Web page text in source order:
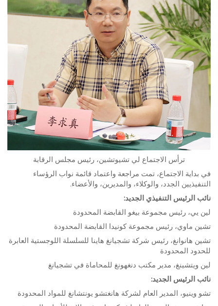
ترأس الاجتماع لي تشيوتشين، رئيس مجلس الرقابة
في بداية الاجتماع، تمت مراجعة واعتماد قائمة نواب الرؤساء
التنفيذيين الجدد، والوكلاء، والمديرين، والأعضاء.
نائب الرئيس التنفيذي الجديد:
لين يي، رئيس مجموعة بيغو القابضة المحدودة
تشين ماوي، رئيس مجموعة كونيدا القابضة المحدودة
تشين هانوانغ، رئيس شركة تشجيانغ هاينا للسلسلة اللوجستية العابرة
للحدود المحدودة
لين ويتشينغ، مدير مكتب دنغهونغ للمحاماة في تشجيانغ
نائب الرئيس الجديد:
تشو وينيو، المدير العام لشركة هانغتشو يونتشانغ للمواد المحدودة